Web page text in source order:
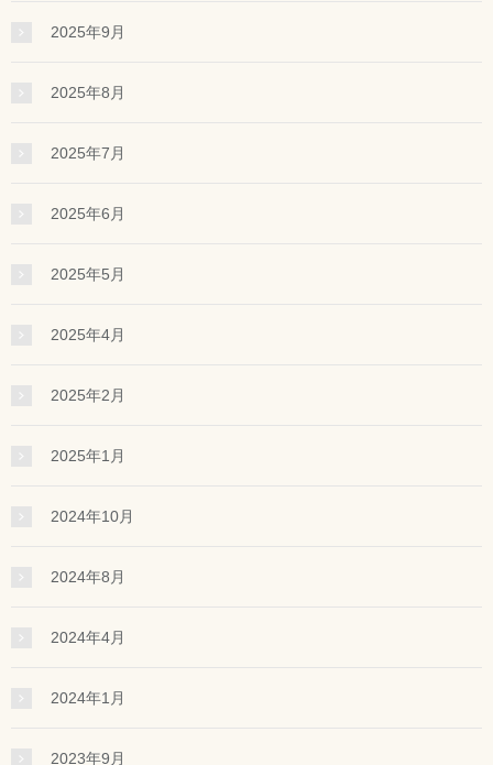
2025年9月
2025年8月
2025年7月
2025年6月
2025年5月
2025年4月
2025年2月
2025年1月
2024年10月
2024年8月
2024年4月
2024年1月
2023年9月